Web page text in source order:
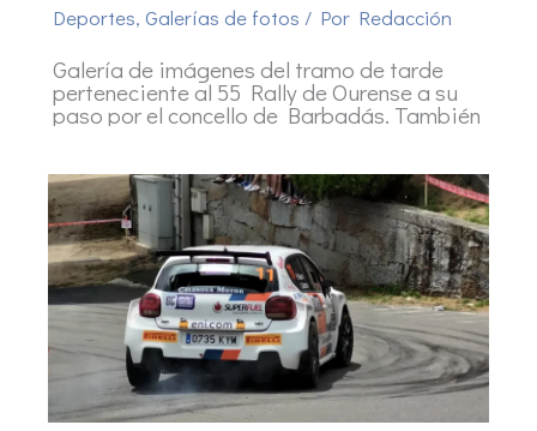
Deportes, Galerías de fotos / Por Redacción
Galería de imágenes del tramo de tarde
perteneciente al 55 Rally de Ourense a su
paso por el concello de Barbadás. También